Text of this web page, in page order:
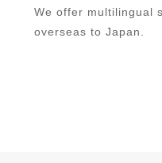
We offer multilingual
overseas to Japan.